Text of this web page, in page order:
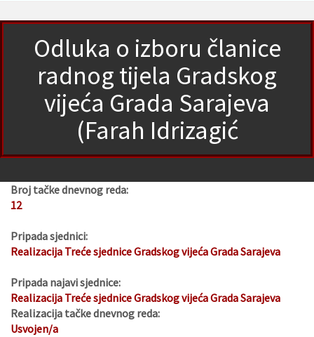
Odluka o izboru članice
radnog tijela Gradskog
vijeća Grada Sarajeva
(Farah Idrizagić
Broj tačke dnevnog reda:
12
Pripada sjednici:
Realizacija Treće sjednice Gradskog vijeća Grada Sarajeva
Pripada najavi sjednice:
Realizacija Treće sjednice Gradskog vijeća Grada Sarajeva
Realizacija tačke dnevnog reda:
Usvojen/a